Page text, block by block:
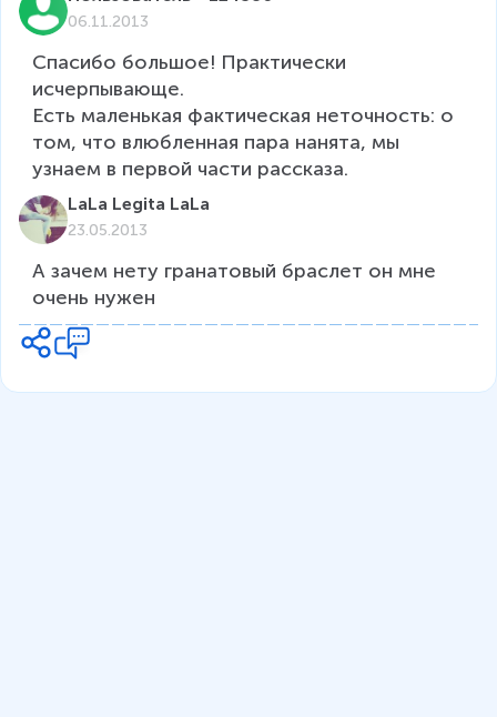
06.11.2013
Спасибо большое! Практически
исчерпывающе.
Есть маленькая фактическая неточность: о
том, что влюбленная пара нанята, мы
узнаем в первой части рассказа.
LaLa Legita LaLa
23.05.2013
А зачем нету гранатовый браслет он мне
очень нужен